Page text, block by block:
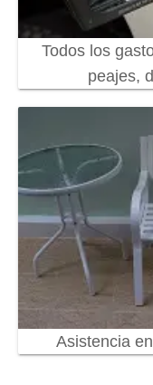
Todos los
peajes,
Asistencia